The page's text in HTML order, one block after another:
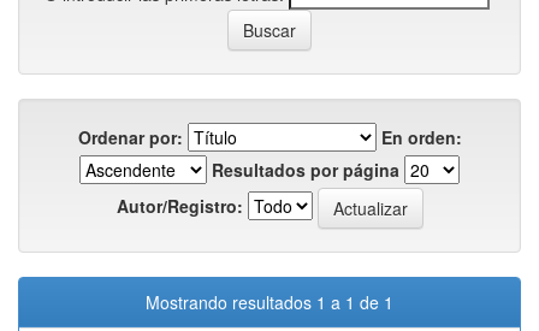
Ordenar por:
En orden:
Resultados por página
Autor/Registro:
Mostrando resultados 1 a 1 de 1